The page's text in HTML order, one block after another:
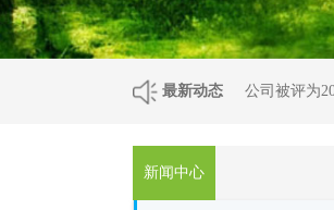
最新动态 公司被评为
新闻中心